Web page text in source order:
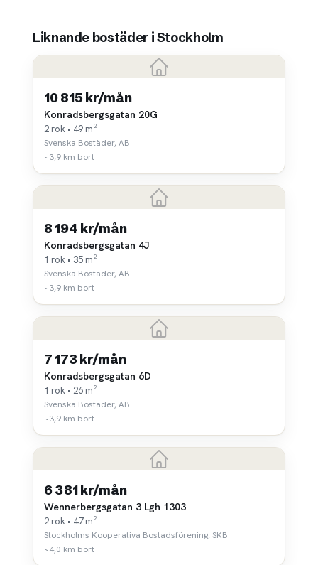
Liknande bostäder i Stockholm
10 815 kr/mån
Konradsbergsgatan 20G
2 rok • 49 m²
Svenska Bostäder, AB
~3,9 km bort
8 194 kr/mån
Konradsbergsgatan 4J
1 rok • 35 m²
Svenska Bostäder, AB
~3,9 km bort
7 173 kr/mån
Konradsbergsgatan 6D
1 rok • 26 m²
Svenska Bostäder, AB
~3,9 km bort
6 381 kr/mån
Wennerbergsgatan 3 Lgh 1303
2 rok • 47 m²
Stockholms Kooperativa Bostadsförening, SKB
~4,0 km bort